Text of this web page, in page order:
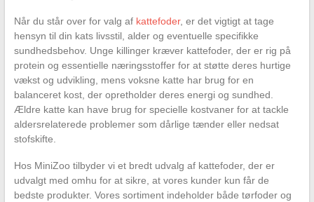
Når du står over for valg af kattefoder, er det vigtigt at tage
hensyn til din kats livsstil, alder og eventuelle specifikke
sundhedsbehov. Unge killinger kræver kattefoder, der er rig på
protein og essentielle næringsstoffer for at støtte deres hurtige
vækst og udvikling, mens voksne katte har brug for en
balanceret kost, der opretholder deres energi og sundhed.
Ældre katte kan have brug for specielle kostvaner for at tackle
aldersrelaterede problemer som dårlige tænder eller nedsat
stofskifte.
Hos MiniZoo tilbyder vi et bredt udvalg af kattefoder, der er
udvalgt med omhu for at sikre, at vores kunder kun får de
bedste produkter. Vores sortiment indeholder både tørfoder og